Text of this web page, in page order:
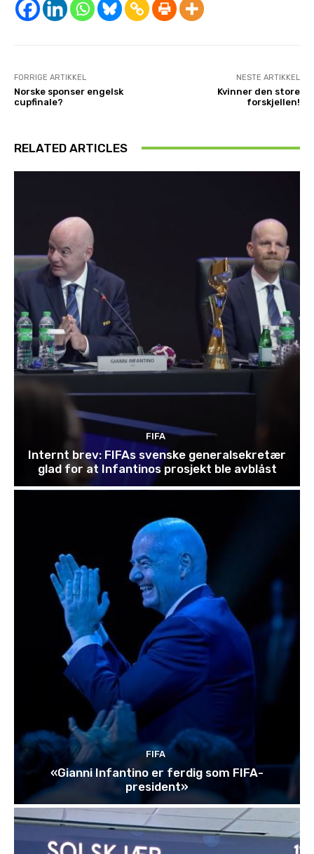
FORRIGE ARTIKKEL
Norske sponser engelsk
cupfinale?
NESTE ARTIKKEL
Kvinner den store
forskjellen!
RELATED ARTICLES
FIFA
Internt brev: FIFAs svenske generalsekretær
glad for at Infantinos prosjekt ble avblåst
FIFA
«Gianni Infantino er ferdig som FIFA-
president»